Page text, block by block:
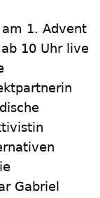
1. Advent
10 Uhr live
Gabriel